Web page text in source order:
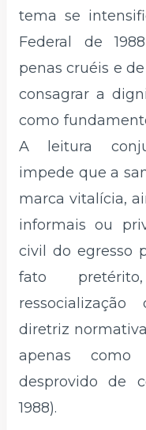
tema se
Federal de
penas cruéis e
consagrar a
como
A leitura
impede que a
marca vitalícia,
informais ou
civil do egresso
fato
diretriz
apenas como
desprovido de
1988).